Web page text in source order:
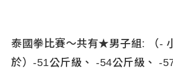
泰國拳比賽～共有★男子組: （-
於）-51公斤級、 -54公斤級、 -